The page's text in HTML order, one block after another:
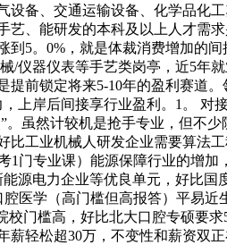
备、交通运输设备、化学品化
、能研发的本科及以上人才需
5。0%，就是体裁消费增加的
仪器仪表等手艺类岗亭，近5年
前锁定将来5-10年的盈利赛道
上岸后间接享行业盈利。1。 对
虽然计较机是抢手专业，但不
工业机械人研发企业需要算法
门专业课）能源保障行业的增
电力企业等优良单元，好比国
医学（高门槛但高报答）平易
门槛高，好比北大口腔专硕要
松超30万，不变性和薪资双